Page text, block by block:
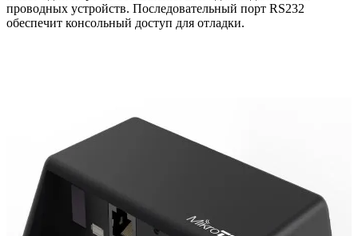
проводных устройств. Последовательный порт RS232
обеспечит консольный доступ для отладки.